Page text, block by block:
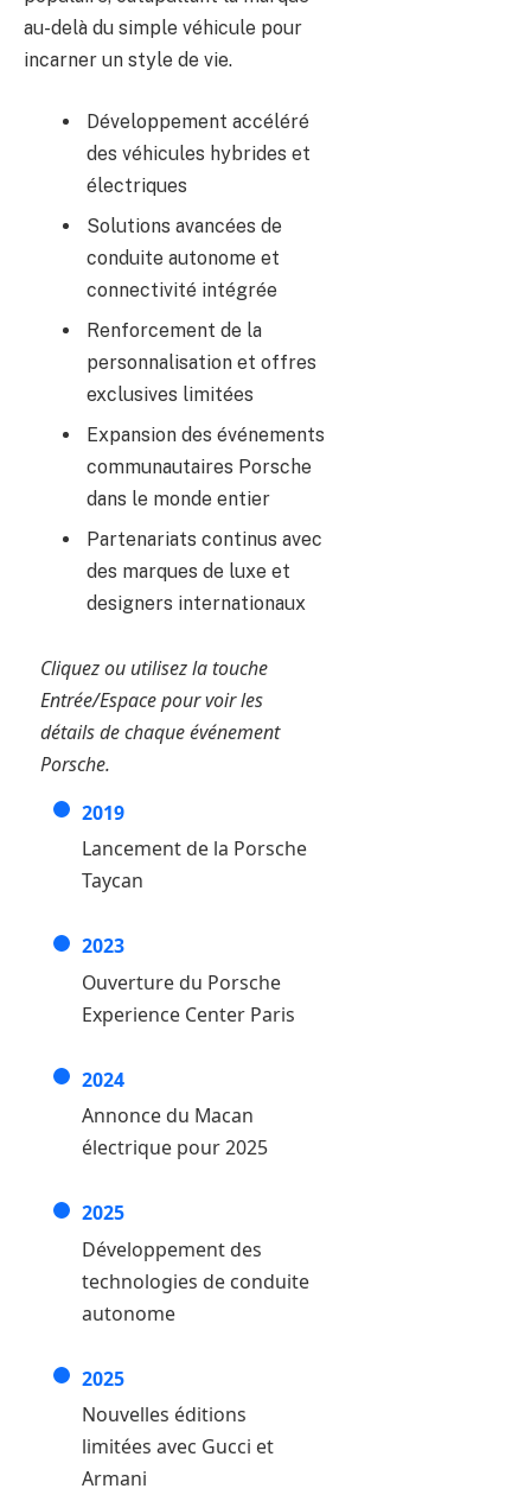
au-delà du simple véhicule pour
incarner un style de vie.
Développement accéléré
des véhicules hybrides et
électriques
Solutions avancées de
conduite autonome et
connectivité intégrée
Renforcement de la
personnalisation et offres
exclusives limitées
Expansion des événements
communautaires Porsche
dans le monde entier
Partenariats continus avec
des marques de luxe et
designers internationaux
Cliquez ou utilisez la touche
Entrée/Espace pour voir les
détails de chaque événement
Porsche.
2019
Lancement de la Porsche
Taycan
2023
Ouverture du Porsche
Experience Center Paris
2024
Annonce du Macan
électrique pour 2025
2025
Développement des
technologies de conduite
autonome
2025
Nouvelles éditions
limitées avec Gucci et
Armani